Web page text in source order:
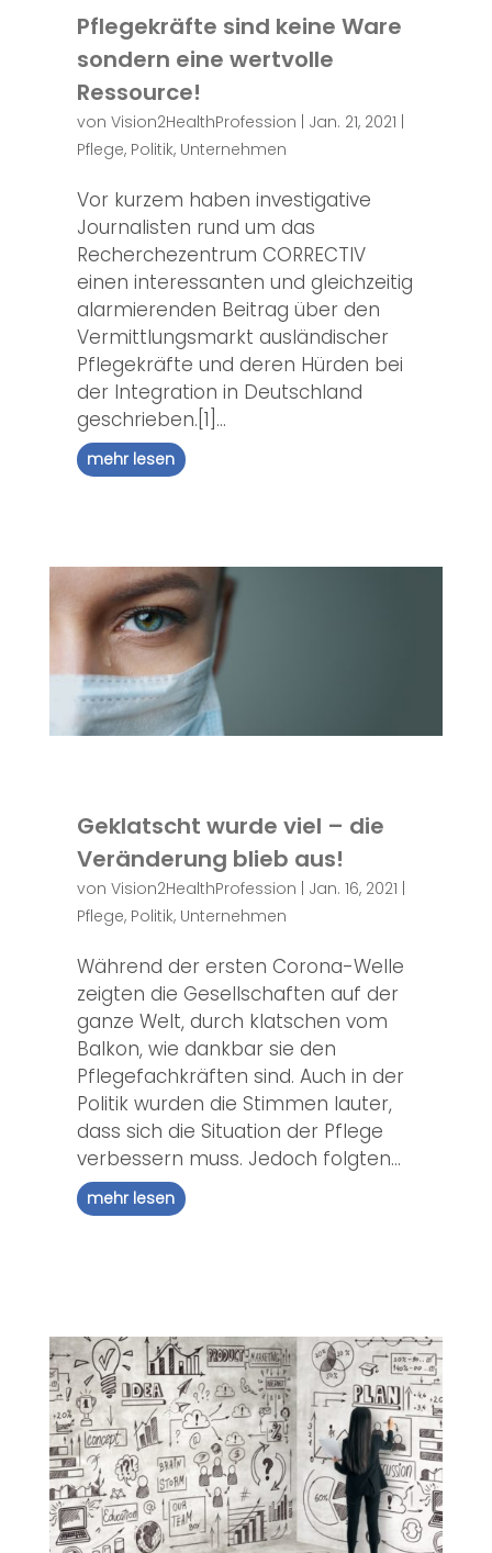
Pflegekräfte sind keine Ware
sondern eine wertvolle
Ressource!
von Vision2HealthProfession | Jan. 21, 2021 |
Pflege, Politik, Unternehmen
Vor kurzem haben investigative
Journalisten rund um das
Recherchezentrum CORRECTIV
einen interessanten und gleichzeitig
alarmierenden Beitrag über den
Vermittlungsmarkt ausländischer
Pflegekräfte und deren Hürden bei
der Integration in Deutschland
geschrieben.[1]...
mehr lesen
Geklatscht wurde viel – die
Veränderung blieb aus!
von Vision2HealthProfession Jan. 16, 2021
Pflege, Politik, Unternehmen
Während der ersten Corona-Welle
zeigten die Gesellschaften auf der
ganze Welt, durch klatschen vom
Balkon, wie dankbar sie den
Pflegefachkräften sind. Auch in der
Politik wurden die Stimmen lauter,
dass sich die Situation der Pflege
verbessern muss. Jedoch folgten...
mehr lesen